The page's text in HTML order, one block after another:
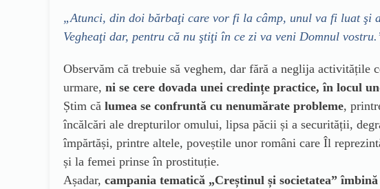
„Atunci, din doi bărbaţi care vor fi la câmp, unul va fi luat şi
Vegheaţi dar, pentru că nu ştiţi în ce zi va veni Domnul
Observăm că trebuie să veghem, dar fără a neglija
urmare, ni se cere dovada unei credințe practice, în locul
Știm că lumea se confruntă cu nenumărate probleme,
încălcări ale drepturilor omului, lipsa păcii și a securității,
împărtăși, printre altele, poveștile unor români care Îl
și la femei prinse în prostituție.
Așadar, campania tematică „Creștinul și societatea”